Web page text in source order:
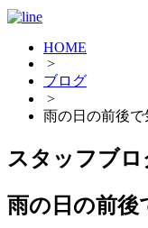
HOME
>
ブログ
>
雨の日の前後
スタッフブロ
雨の日の前後